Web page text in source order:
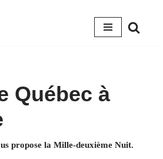
Québec à
propose la Mille-deuxième Nuit.